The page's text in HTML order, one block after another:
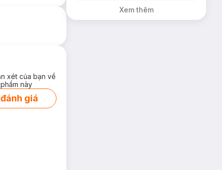
xét của bạn về
này
giá
Xem thêm